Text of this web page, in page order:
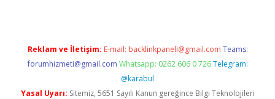
Reklam ve İletişim: E-mail: backlinkpaneli@gmail.com Teams:
forumhizmeti@gmail.com Whatsapp: 0262 606 0 726 Telegram:
@karabul
Yasal Uyarı: Sitemiz, 5651 Sayılı Kanun gereğince Bilgi Teknolojileri